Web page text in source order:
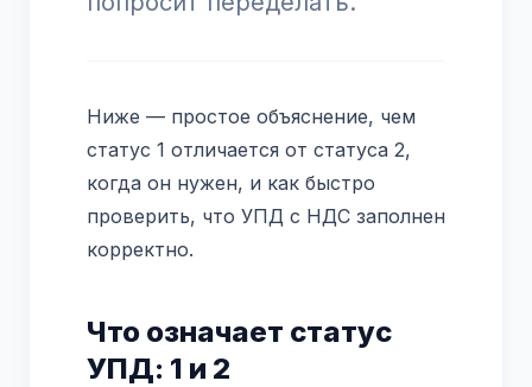
Ниже — простое объяснение, чем
статус 1 отличается от статуса 2,
когда он нужен, и как быстро
проверить, что УПД с НДС заполнен
корректно.
Что означает статус
УПД: 1 и 2